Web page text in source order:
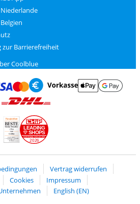
zur Barrierefreiheit
Coolblue
Mastercard und Visa über Click to Pay
Zahlung mit Vorkasse
2026
LEADING
SHOPS
Vertrag widerrufen
Cookies
Impressum
English (EN)